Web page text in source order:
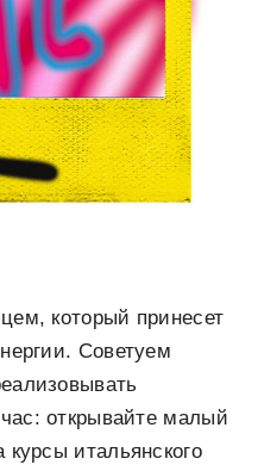
который принесет
Советуем
открывайте малый
итальянского